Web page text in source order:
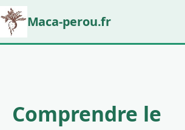
Maca-perou.fr
Comprendre le